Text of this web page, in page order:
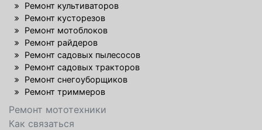
Ремонт культиваторов
Ремонт кусторезов
Ремонт мотоблоков
Ремонт райдеров
Ремонт садовых пылесосов
Ремонт садовых тракторов
Ремонт снегоуборщиков
Ремонт триммеров
Ремонт мототехники
Как связаться